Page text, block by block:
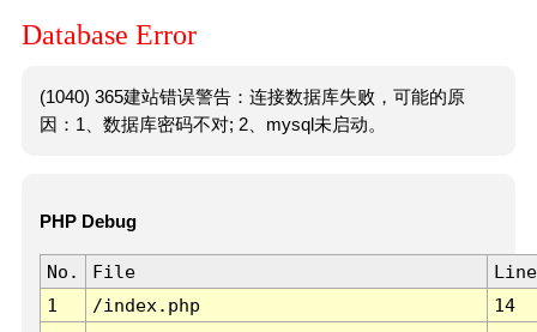
Database Error
(1040) 365建站错误警告：连接数据库失败，可能的原
因：1、数据库密码不对; 2、mysql未启动。
PHP Debug
No. File
Line
1
/index.php 14